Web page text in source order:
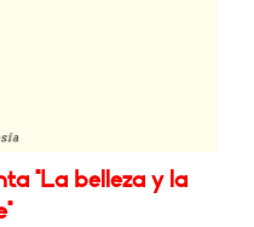
"La belleza y la